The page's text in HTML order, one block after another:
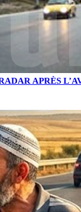
APRÈS